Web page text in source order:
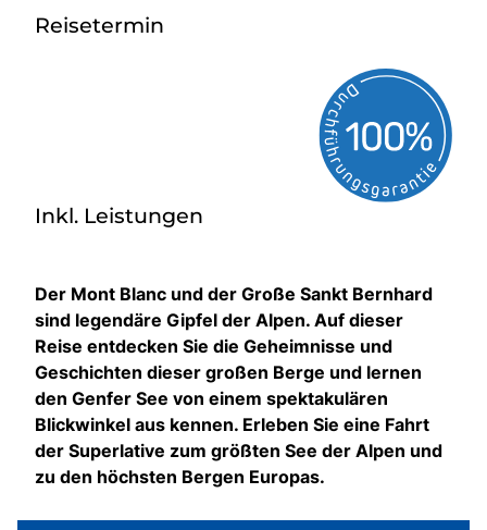
Reisetermin
Inkl. Leistungen
Der Mont Blanc und der Große Sankt Bernhard
sind legendäre Gipfel der Alpen. Auf dieser
Reise entdecken Sie die Geheimnisse und
Geschichten dieser großen Berge und lernen
den Genfer See von einem spektakulären
Blickwinkel aus kennen. Erleben Sie eine Fahrt
der Superlative zum größten See der Alpen und
zu den höchsten Bergen Europas.